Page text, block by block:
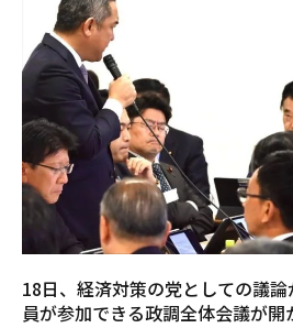
18日、経済対策の党としての議
員が参加できる政調全体会議が